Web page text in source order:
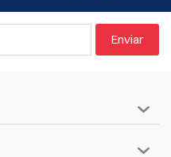
Enviar